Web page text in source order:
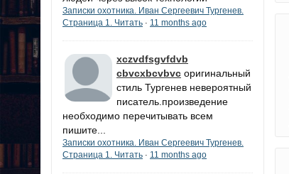
Записки охотника. Иван Сергеевич Тургенев.
Страница 1. Читать · 11 months ago
xczvdfsgvfdvb
cbvcxbcvbvc оригинальный
стиль Тургенев невероятный
писатель.произведение
необходимо перечитывать всем
пишите...
Записки охотника. Иван Сергеевич Тургенев.
Страница 1. Читать · 11 months ago